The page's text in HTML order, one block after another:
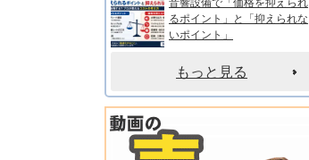
るポイント」と「抑えられな
いポイント」
もっと見る